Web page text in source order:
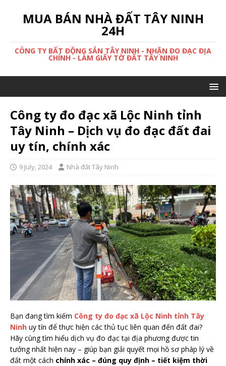
MUA BÁN NHÀ ĐẤT TÂY NINH
24H
CÔNG TY BẤT ĐỘNG SẢN TÂY NINH - NHẬN ĐO ĐẠC ĐỊA
CHÍNH - LÀM GIẤY TỜ ĐẤT TÂY NINH
Công ty đo đạc xã Lộc Ninh tỉnh
Tây Ninh – Dịch vụ đo đạc đất đai
uy tín, chính xác
9 July, 2024 Nhà đất Tây Ninh
Bạn đang tìm kiếm Công ty đo đạc xã Lộc Ninh tỉnh Tây
Ninh uy tín để thực hiện các thủ tục liên quan đến đất đai?
Hãy cùng tìm hiểu dịch vụ đo đạc tại địa phương được tin
tưởng nhất hiện nay – giúp bạn giải quyết mọi hồ sơ pháp lý về
đất một cách chính xác – đúng quy định – tiết kiệm thời